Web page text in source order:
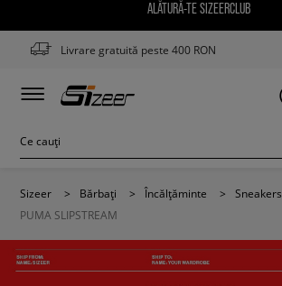
ALĂTURĂ-TE SIZEERCLUB
Livrare gratuită peste 400 RON
Sizeer > Bărbați > Încălțăminte > Sneakers
PUMA SLIPSTREAM